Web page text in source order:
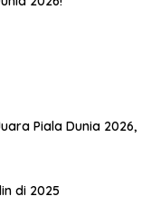
Piala Dunia 2026,
di 2025